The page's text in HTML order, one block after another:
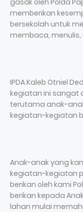
gasak oleh Polda
memberikan
bersekolah untuk
membaca, menulis,
IPDA Kaleb Otniel
kegiatan ini sangat
terutama anak-
kegiatan-kegiatan
Anak-anak yang
kegiatan-kegiatan
berikan oleh kami
berikan kepada
lahan mulai